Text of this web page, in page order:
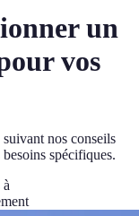
un
vos
nos conseils
spécifiques.
à